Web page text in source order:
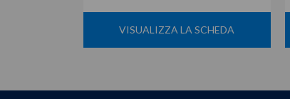
VISUALIZZA LA SCHEDA